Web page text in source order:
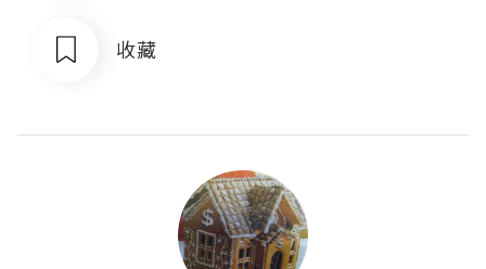
收藏